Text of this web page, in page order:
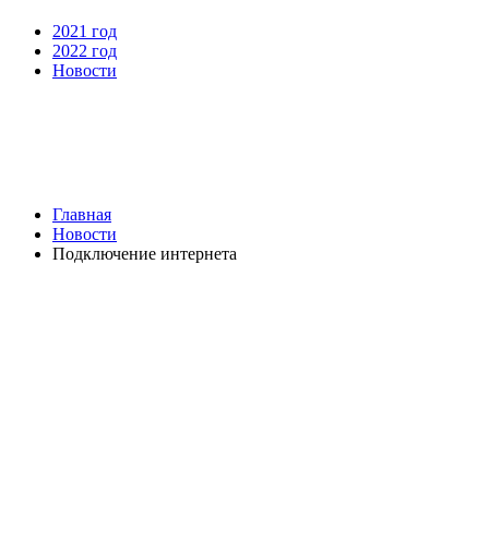
2021 год
2022 год
Новости
Главная
Новости
Подключение интернета